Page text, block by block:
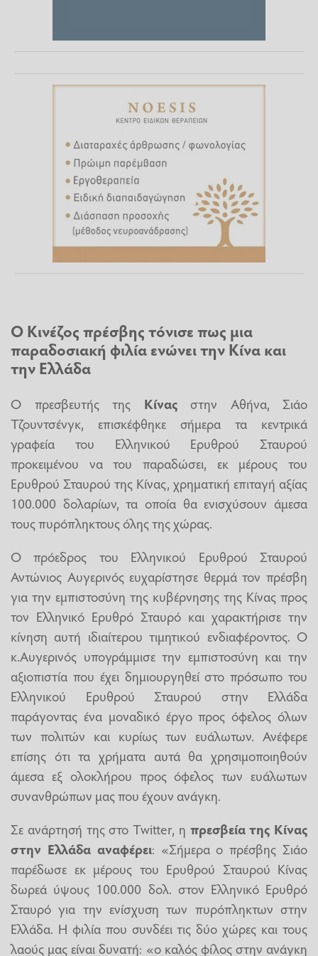
Ο Κινέζος πρέσβης τόνισε πως μια
παραδοσιακή φιλία ενώνει την Κίνα και
την Ελλάδα
Ο πρεσβευτής της Κίναςστην Αθήνα, Σιάο
Τζουντσένγκ, επισκέφθηκε σήμερα τα κεντρικά
γραφεία του Ελληνικού Ερυθρού Σταυρού
προκειμένου να του παραδώσει, εκ μέρους του
Ερυθρού Σταυρού της Κίνας, χρηματική επιταγή αξίας
100.000 δολαρίων, τα οποία θα ενισχύσουν άμεσα
τους πυρόπληκτους όλης της χώρας.
Ο πρόεδρος του Ελληνικού Ερυθρού Σταυρού
Αντώνιος Αυγερινός ευχαρίστησε θερμά τον πρέσβη
για την εμπιστοσύνη της κυβέρνησης της Κίνας προς
τον Ελληνικό Ερυθρό Σταυρό και χαρακτήρισε την
κίνηση αυτή ιδιαίτερου τιμητικού ενδιαφέροντος. Ο
κ.Αυγερινός υπογράμμισε την εμπιστοσύνη και την
αξιοπιστία που έχει δημιουργηθεί στο πρόσωπο του
Ελληνικού Ερυθρού Σταυρού στην Ελλάδα
παράγοντας ένα μοναδικό έργο προς όφελος όλων
των πολιτών και κυρίως των ευάλωτων. Ανέφερε
επίσης ότι τα χρήματα αυτά θα χρησιμοποιηθούν
άμεσα εξ ολοκλήρου προς όφελος των ευάλωτων
συνανθρώπων μας που έχουν ανάγκη.
Σε ανάρτησή της στο Twitter, η πρεσβεία της Κίνας
στην Ελλάδα αναφέρει: «Σήμερα ο πρέσβης Σιάο
παρέδωσε εκ μέρους του Ερυθρού Σταυρού Κίνας
δωρεά ύψους 100.000 δολ. στον Ελληνικό Ερυθρό
Σταυρό για την ενίσχυση των πυρόπληκτων στην
Ελλάδα. Η φιλία που συνδέει τις δύο χώρες και τους
λαούς μας είναι δυνατή: «ο καλός φίλος στην ανάγκη